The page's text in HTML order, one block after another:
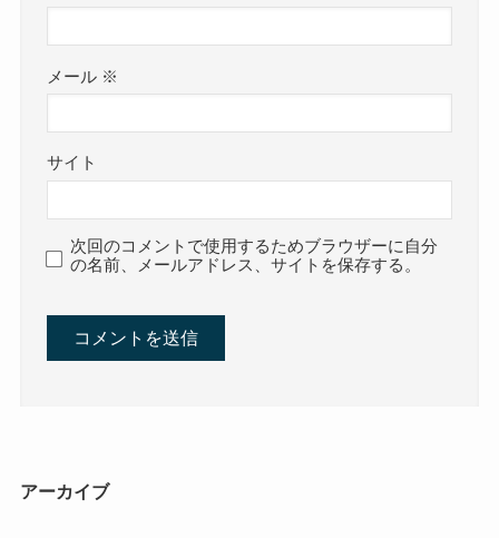
メール ※
サイト
次回のコメントで使用するためブラウザーに自分
の名前、メールアドレス、サイトを保存する。
アーカイブ